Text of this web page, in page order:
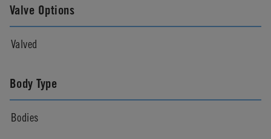
Valve Options
Valved
Body Type
Bodies